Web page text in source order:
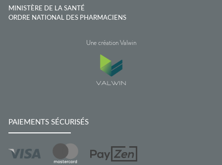
MINISTÈRE DE LA SANTÉ
ORDRE NATIONAL DES PHARMACIENS
Une création Valwin
PAIEMENTS SÉCURISÉS